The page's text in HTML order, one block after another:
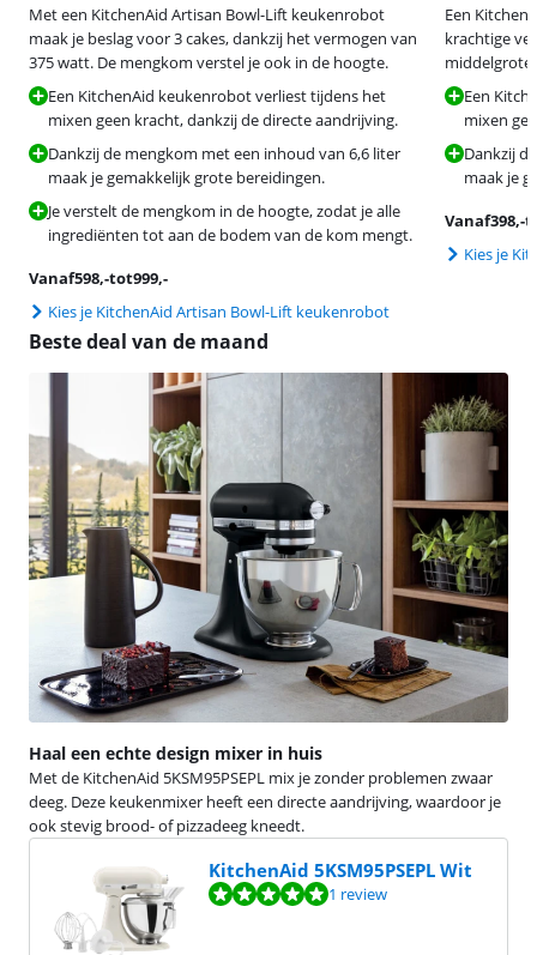
Met een KitchenAid Artisan Bowl-Lift keukenrobot
maak je beslag voor 3 cakes, dankzij het vermogen van
375 watt. De mengkom verstel je ook in de hoogte.
Een KitchenAid keukenrobot verliest tijdens het
mixen geen kracht, dankzij de directe aandrijving.
Dankzij de mengkom met een inhoud van 6,6 liter
maak je gemakkelijk grote bereidingen.
Je verstelt de mengkom in de hoogte, zodat je alle
ingrediënten tot aan de bodem van de kom mengt.
Vanaf598,-tot999,-
Kies je KitchenAid Artisan Bowl-Lift keukenrobot
Een
krachtige
middelgrote
Een
mixen
Dankzij
maak je
Vanaf398,-
Kies je
Beste deal van de maand
Haal een echte design mixer in huis
Met de KitchenAid 5KSM95PSEPL mix je zonder problemen zwaar
deeg. Deze keukenmixer heeft een directe aandrijving, waardoor je
ook stevig brood- of pizzadeeg kneedt.
KitchenAid 5KSM95PSEPL Wit
Beoordeling is 10 van de 10, gebaseerd op 1 review.
1 review